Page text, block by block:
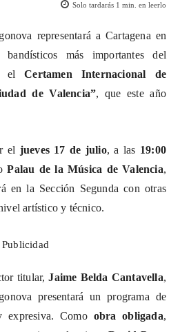
Solo tardarás 1 min. en leerlo
representará a Cartagena en
bandísticos más importantes del
elCertamen Internacional de
de Valencia”, que este año
el jueves 17 de julio, a las 19:00
Palau de la Música de Valencia,
en la Sección Segunda con otras
artístico y técnico.
Publicidad
titular,Jaime Belda Cantavella,
presentará un programa de
expresiva. Como obra obligada,